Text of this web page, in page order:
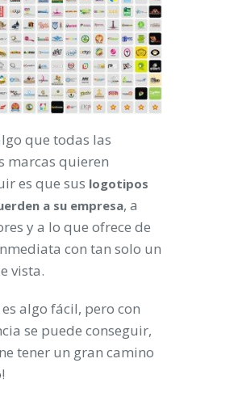
que todas las
marcas quieren
es que sus logotipos
a su empresa, a
y a lo que ofrece de
con tan solo un
vista.
es algo fácil, pero con
se puede conseguir,
tener un gran camino